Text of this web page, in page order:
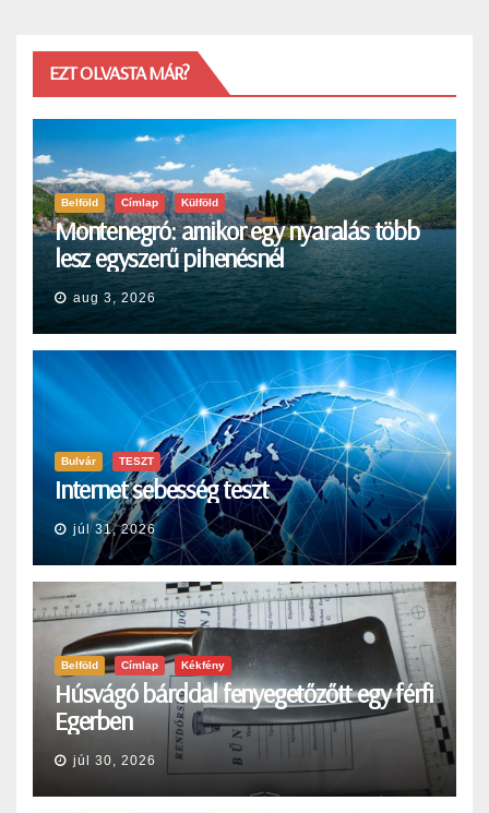
EZT OLVASTA MÁR?
Belföld Címlap Külföld
Montenegró: amikor egy nyaralás több
lesz egyszerű pihenésnél
aug 3, 2026
Bulvár TESZT
Internet sebesség teszt
júl 31, 2026
Belföld Címlap Kékfény
Húsvágó bárddal fenyegetőzőtt egy férfi
Egerben
júl 30, 2026